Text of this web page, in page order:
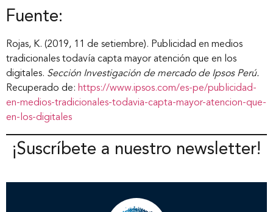
Fuente:
Rojas, K. (2019, 11 de setiembre). Publicidad en medios
tradicionales todavía capta mayor atención que en los
digitales. Sección Investigación de mercado de Ipsos Perú.
Recuperado de: https://www.ipsos.com/es-pe/publicidad-
en-medios-tradicionales-todavia-capta-mayor-atencion-que-
en-los-digitales
¡Suscríbete a nuestro newsletter!